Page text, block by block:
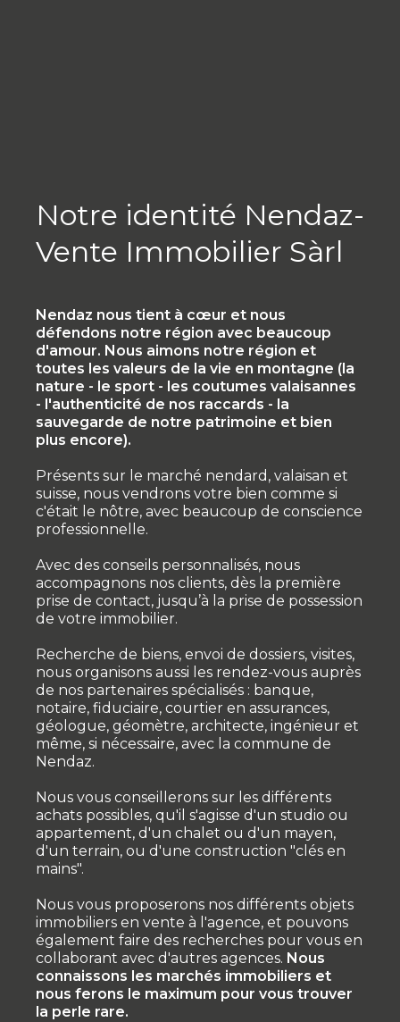
Notre identité Nendaz-
Vente Immobilier Sàrl
Nendaz nous tient à cœur et nous
défendons notre région avec beaucoup
d'amour. Nous aimons notre région et
toutes les valeurs de la vie en montagne (la
nature - le sport - les coutumes valaisannes
- l'authenticité de nos raccards - la
sauvegarde de notre patrimoine et bien
plus encore).
Présents sur le marché nendard, valaisan et
suisse, nous vendrons votre bien comme si
c'était le nôtre, avec beaucoup de conscience
professionnelle.
Avec des conseils personnalisés, nous
accompagnons nos clients, dès la première
prise de contact, jusqu’à la prise de possession
de votre immobilier.
Recherche de biens, envoi de dossiers, visites,
nous organisons aussi les rendez-vous auprès
de nos partenaires spécialisés : banque,
notaire, fiduciaire, courtier en assurances,
géologue, géomètre, architecte, ingénieur et
même, si nécessaire, avec la commune de
Nendaz.
Nous vous conseillerons sur les différents
achats possibles, qu'il s'agisse d'un studio ou
appartement, d'un chalet ou d'un mayen,
d'un terrain, ou d'une construction "clés en
mains".
Nous vous proposerons nos différents objets
immobiliers en vente à l'agence, et pouvons
également faire des recherches pour vous en
collaborant avec d'autres agences. Nous
connaissons les marchés immobiliers et
nous ferons le maximum pour vous trouver
la perle rare.